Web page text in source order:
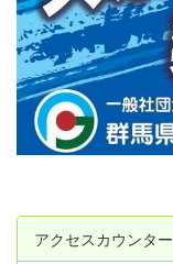
アクセスカウンター